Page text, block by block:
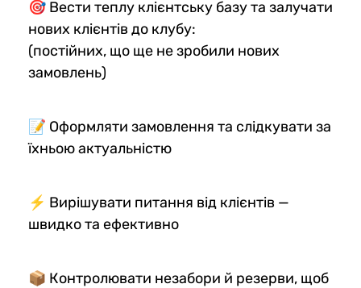
🎯 Вести теплу клієнтську базу та залучати
нових клієнтів до клубу:
(постійних, що ще не зробили нових
замовлень)
📝 Оформляти замовлення та слідкувати за
їхньою актуальністю
⚡ Вирішувати питання від клієнтів —
швидко та ефективно
📦 Контролювати незабори й резерви, щоб